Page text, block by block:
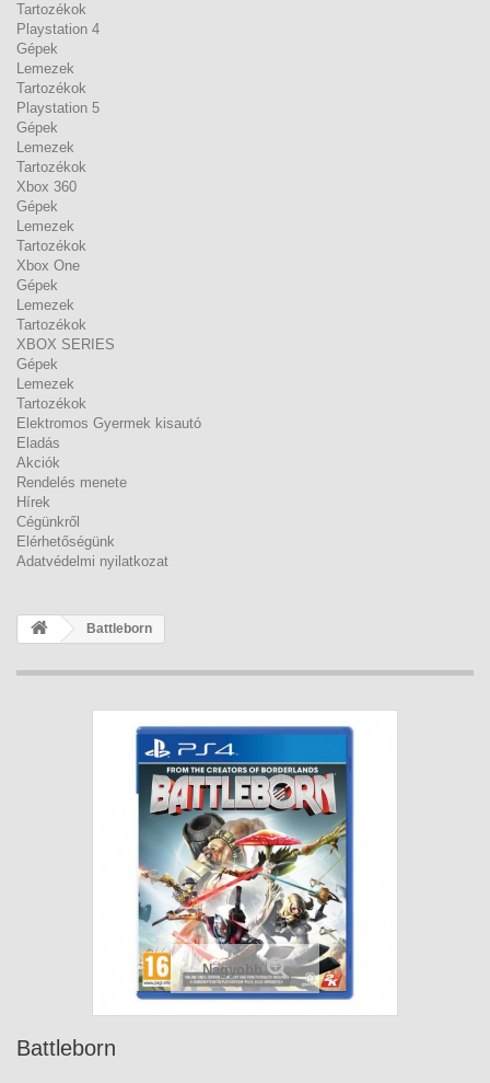
Tartozékok
Playstation 4
Gépek
Lemezek
Tartozékok
Playstation 5
Gépek
Lemezek
Tartozékok
Xbox 360
Gépek
Lemezek
Tartozékok
Xbox One
Gépek
Lemezek
Tartozékok
XBOX SERIES
Gépek
Lemezek
Tartozékok
Elektromos Gyermek kisautó
Eladás
Akciók
Rendelés menete
Hírek
Cégünkről
Elérhetőségünk
Adatvédelmi nyilatkozat
Battleborn
Nagyobb
Battleborn